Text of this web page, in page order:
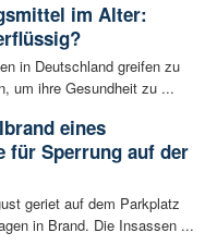
im Alter:
in Deutschland greifen zu
um ihre Gesundheit zu ...
eines
für Sperrung auf der
geriet auf dem Parkplatz
in Brand. Die Insassen ...